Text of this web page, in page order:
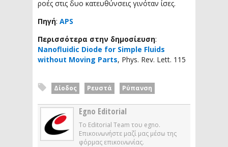
ροές στις δυο κατευθύνσεις γινόταν ίσες.
Πηγή: APS
Περισσότερα στην δημοσίευση:
Nanofluidic Diode for Simple Fluids
without Moving Parts, Phys. Rev. Lett. 115
Δίοδος Ρευστά Ρύπανση
Egno Editorial
Το Editorial Team του egno.
Επικοινωνήστε μαζί μας μέσω της
φόρμας επικοινωνίας.